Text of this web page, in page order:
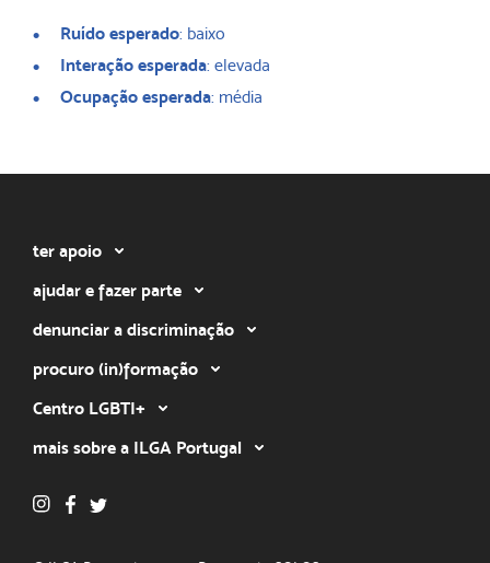
Ruído esperado: baixo
Interação esperada: elevada
Ocupação esperada: média
ter apoio
ajudar e fazer parte
denunciar a discriminação
procuro (in)formação
Centro LGBTI+
mais sobre a ILGA Portugal